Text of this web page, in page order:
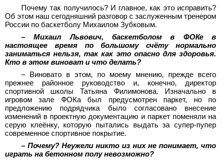
Почему так получилось? И главное, как это исправить?
Об этом наш сегодняшний разговор с заслуженным тренером
России по баскетболу Михаилом Зубковым.
– Михаил Львович, баскетболом в ФОКе в
настоящее время по большому счёту нормально
заниматься нельзя, так как это опасно для здоровья.
Кто в этом виноват и что делать?
– Виновато в этом, по моему мнению, прежде всего
прежнее районное руководство и, конечно, директор
спортивной школы Татьяна Филимонова. Изначально в
игровом зале ФОКа был предусмотрен паркет, но по
предложению подрядчика было согласовано внесение
изменений в проектную документацию и паркет поменяли на
серую клеёнку, которую пытались выдать за супер-пупер
современное спортивное покрытие.
– Почему? Неужели никто из них не понимает, что
играть на бетонном полу невозможно?